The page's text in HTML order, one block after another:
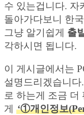
수 있는겁니다. 자
돌아가다보니 한
그냥 알기쉽게 출
각하시면 됩니다.
이 게시글에서는
설명드리겠습니
로 하는게 조금 더
게
‘①개인정보